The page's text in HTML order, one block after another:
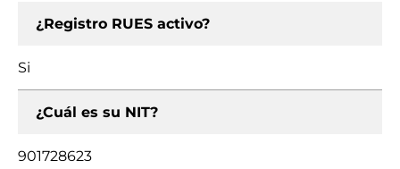
¿Registro RUES activo?
Si
¿Cuál es su NIT?
901728623